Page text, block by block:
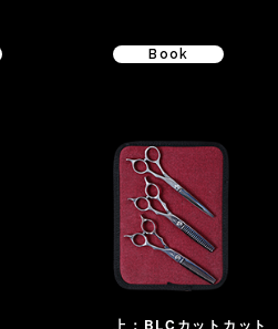
Book
上：BLCカットカット